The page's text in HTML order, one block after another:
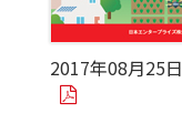
2017年08月25日